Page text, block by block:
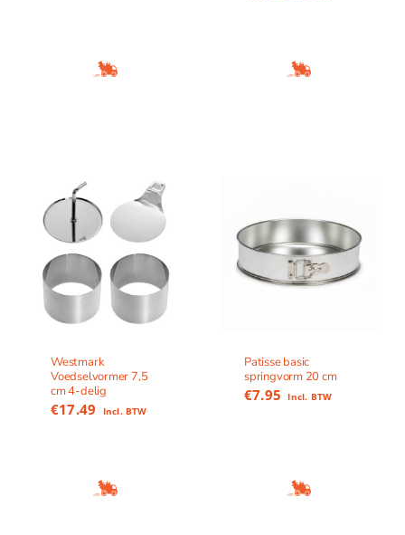
Westmark
Voedselvormer 7,5
cm 4-delig
€17.49 Incl. BTW
Patisse basic
springvorm 20 cm
€7.95 Incl. BTW